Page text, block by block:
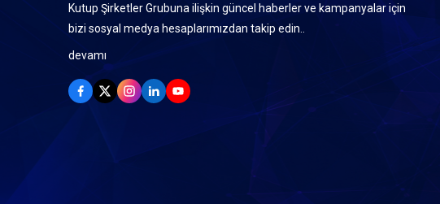
Kutup Şirketler Grubuna ilişkin güncel haberler ve kampanyalar için
bizi sosyal medya hesaplarımızdan takip edin..
devamı